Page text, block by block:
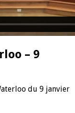
– 9
du 9 janvier